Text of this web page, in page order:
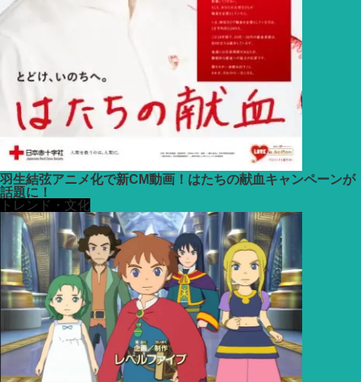
羽生結弦アニメ化で新CM動画！はたちの献血キャンペーンが
話題に！
トレンド・文化